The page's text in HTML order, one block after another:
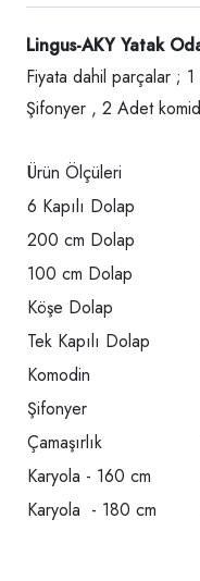
Lingus-AKY Yatak
Fiyata dahil parçalar ;
Şifonyer , 2 Adet
Ürün Ölçüleri
6 Kapılı Dolap
200 cm Dolap
100 cm Dolap
Köşe Dolap
Tek Kapılı Dolap
Komodin
Şifonyer
Çamaşırlık
Karyola - 160 cm
Karyola - 180 cm